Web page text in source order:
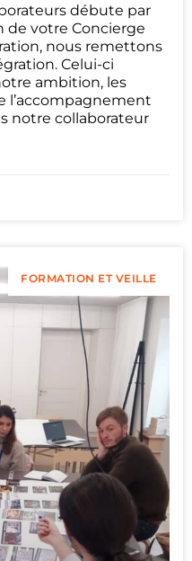
débute par
de votre Concierge
nous remettons
Celui-ci
ambition, les
l’accompagnement
notre collaborateur
FORMATION ET VEILLE